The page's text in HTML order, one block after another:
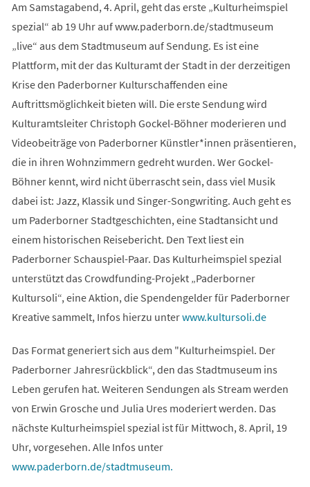
Am Samstagabend, 4. April, geht das erste „Kulturheimspiel
spezial“ ab 19 Uhr auf www.paderborn.de/stadtmuseum
„live“ aus dem Stadtmuseum auf Sendung. Es ist eine
Plattform, mit der das Kulturamt der Stadt in der derzeitigen
Krise den Paderborner Kulturschaffenden eine
Auftrittsmöglichkeit bieten will. Die erste Sendung wird
Kulturamtsleiter Christoph Gockel-Böhner moderieren und
Videobeiträge von Paderborner Künstler*innen präsentieren,
die in ihren Wohnzimmern gedreht wurden. Wer Gockel-
Böhner kennt, wird nicht überrascht sein, dass viel Musik
dabei ist: Jazz, Klassik und Singer-Songwriting. Auch geht es
um Paderborner Stadtgeschichten, eine Stadtansicht und
einem historischen Reisebericht. Den Text liest ein
Paderborner Schauspiel-Paar. Das Kulturheimspiel spezial
unterstützt das Crowdfunding-Projekt „Paderborner
Kultursoli“, eine Aktion, die Spendengelder für Paderborner
Kreative sammelt, Infos hierzu unterwww.kultursoli.de
(Öffnet
einem
neuen
Tab)
Das Format generiert sich aus dem "Kulturheimspiel. Der
Paderborner Jahresrückblick“, den das Stadtmuseum ins
Leben gerufen hat. Weiteren Sendungen als Stream werden
von Erwin Grosche und Julia Ures moderiert werden. Das
nächste Kulturheimspiel spezial ist für Mittwoch, 8. April, 19
Uhr, vorgesehen. Alle Infos unter
www.paderborn.de/stadtmuseum.
(Öffnet